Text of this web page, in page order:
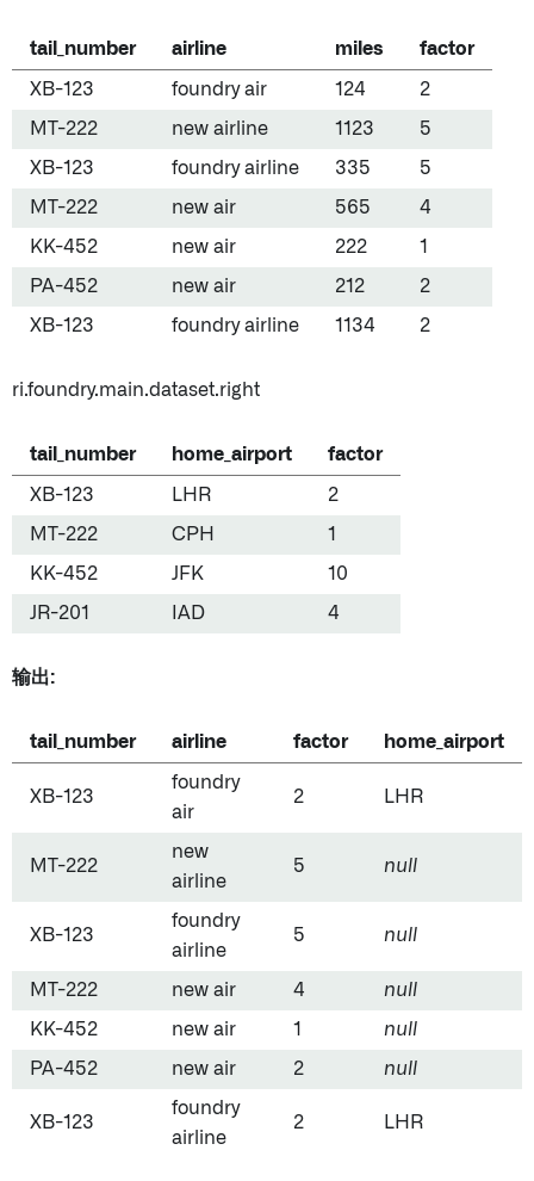
tail_number airline miles factor
XB-123 foundry air 124 2
MT-222 new airline 1123 5
XB-123 foundry airline 335 5
MT-222 new air 565 4
KK-452 new air 222 1
PA-452 new air 212 2
XB-123 foundry airline 1134 2
ri.foundry.main.dataset.right
tail_number home_airport factor
XB-123 LHR 2
MT-222 CPH 1
KK-452 JFK 10
JR-201 IAD 4
输出:
tail_number airline factor home_airport
XB-123
foundry
air
2 LHR
MT-222
new
airline
5 null
XB-123
foundry
airline
5 null
MT-222 new air 4 null
KK-452 new air 1 null
PA-452 new air 2 null
XB-123
foundry
airline
2 LHR